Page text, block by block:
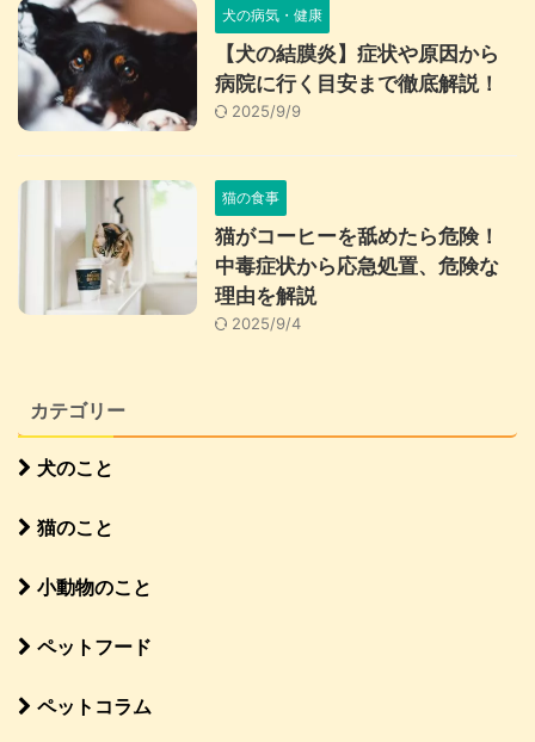
犬の病気・健康
【犬の結膜炎】症状や原因から
病院に行く目安まで徹底解説！
2025/9/9
猫の食事
猫がコーヒーを舐めたら危険！
中毒症状から応急処置、危険な
理由を解説
2025/9/4
カテゴリー
犬のこと
猫のこと
小動物のこと
ペットフード
ペットコラム